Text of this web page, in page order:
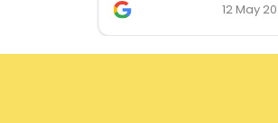
two occasions, and it was
provided quickly and
professionally. We do
12 May